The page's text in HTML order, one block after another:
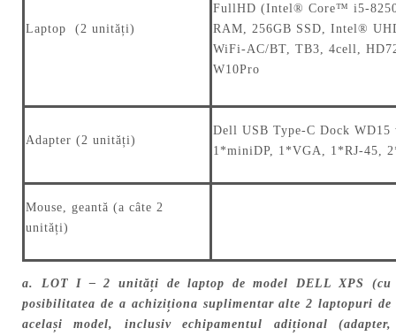
Laptop (2 unități)
FullHD (Intel® Core™ i5-
RAM, 256GB SSD, Intel®
WiFi-AC/BT, TB3, 4cell,
W10Pro
Adapter (2 unități)
Dell USB Type-C Dock
1*miniDP, 1*VGA, 1*RJ-45,
Mouse, geantă (a câte 2
unități)
a. LOT I – 2 unități de laptop de model DELL XPS (cu
posibilitatea de a achiziționa suplimentar alte 2 laptopuri de
același model, inclusiv echipamentul adițional (adapter,